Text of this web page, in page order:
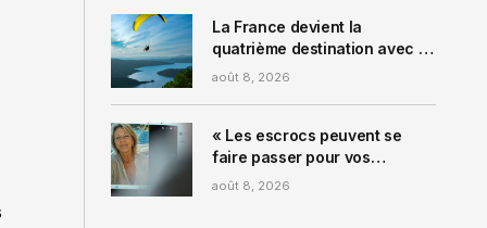
La France devient la
quatrième destination avec le
plus d’expériences à
coup sûr
août 8, 2026
« Les escrocs peuvent se
faire passer pour vos
enfants » : ces très
août 8, 2026